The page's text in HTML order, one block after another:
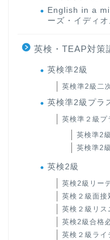
English in a
ーズ・イディオ
英検・TEAP対策
英検準2級
英検準2級二
英検準2級プラ
英検準２級プ
英検準2
英検準2
英検2級
英検2級リー
英検２級面接
英検２級リス
英検2級合格
英検２級ライ